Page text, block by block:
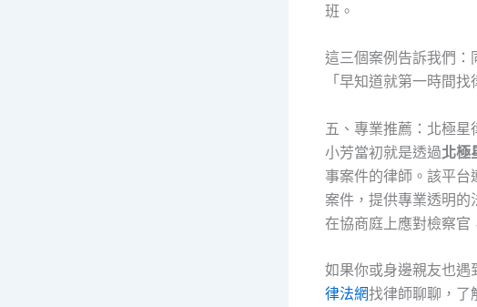
班。
這三個案例告訴我們：
「早知道就第一時間
五、專業推薦：北極
小芳當初就是透過北極
事案件的律師。該平台
案件，提供專業透明
在協商庭上應對檢察官
如果你或身邊親友也遇
律法網找律師聊聊，了